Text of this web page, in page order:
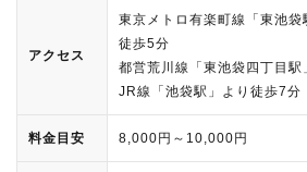
アクセス
東京メトロ有楽町線「東池袋
徒歩5分
都営荒川線「東池袋四丁目駅
JR線「池袋駅」より徒歩7分
料金目安 8,000円～10,000円